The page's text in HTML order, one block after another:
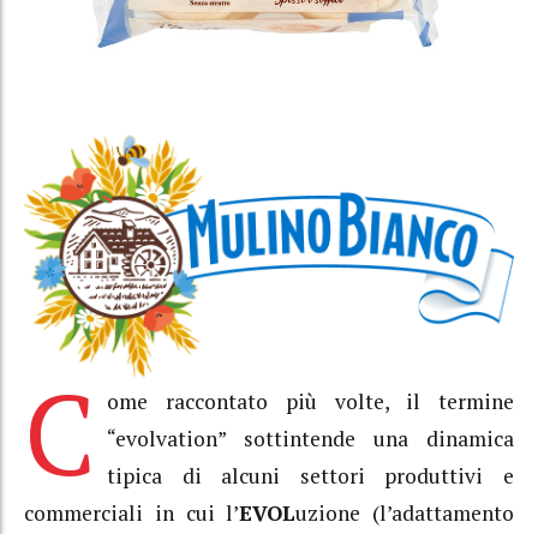
C
ome raccontato più volte, il termine
“evolvation” sottintende una dinamica
tipica di alcuni settori produttivi e
commerciali in cui l’EVOLuzione (l’adattamento